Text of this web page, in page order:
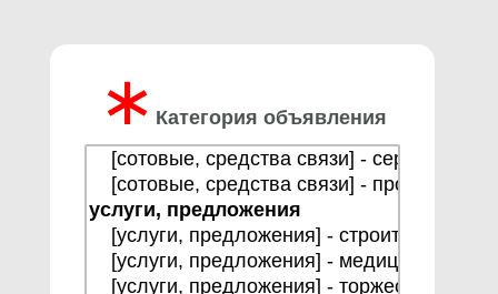
∗ Категория объявления